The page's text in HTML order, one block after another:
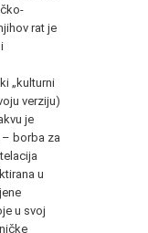
rat je
„kulturni
verziju)
je
borba za
u
u svoj